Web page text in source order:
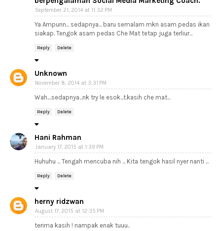
September 21, 2014 at 11:32 PM
Ya Ampunn... sedapnya... baru semalam mkn asam pedas ikan
siakap. Tengok asam pedas Che Mat tetap juga terliur...
Reply Delete
Unknown
November 8, 2014 at 3:31 PM
Wah....sedapnya...nk try le esok...t.kasih che mat...
Reply Delete
Hani Rahman
January 17, 2015 at 1:39 PM
Huhuhu ... Tengah mencuba nih ... Kita tengok hasil nyer nanti ...
Reply Delete
herny ridzwan
August 17, 2015 at 12:35 PM
terima kasih ! nampak enak tuuu..